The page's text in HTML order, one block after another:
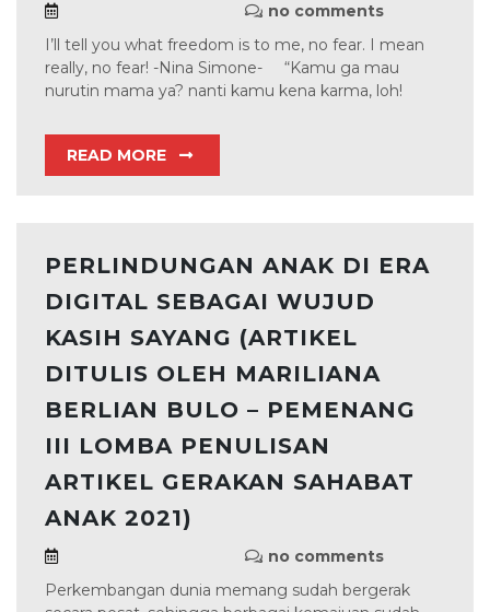
no comments
I’ll tell you what freedom is to me, no fear. I mean
really, no fear! -Nina Simone- “Kamu ga mau
nurutin mama ya? nanti kamu kena karma, loh!
READ MORE
PERLINDUNGAN ANAK DI ERA
DIGITAL SEBAGAI WUJUD
KASIH SAYANG (ARTIKEL
DITULIS OLEH MARILIANA
BERLIAN BULO – PEMENANG
III LOMBA PENULISAN
ARTIKEL GERAKAN SAHABAT
ANAK 2021)
no comments
Perkembangan dunia memang sudah bergerak